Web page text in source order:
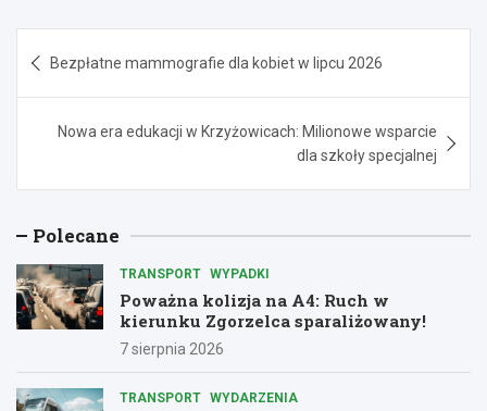
wpisu
Bezpłatne mammografie dla kobiet w lipcu 2026
Nowa era edukacji w Krzyżowicach: Milionowe wsparcie
dla szkoły specjalnej
Polecane
TRANSPORT WYPADKI
Poważna kolizja na A4: Ruch w
kierunku Zgorzelca sparaliżowany!
7 sierpnia 2026
TRANSPORT WYDARZENIA